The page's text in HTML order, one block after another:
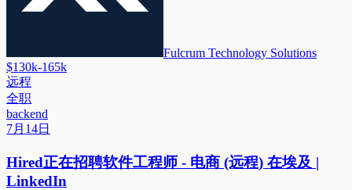
Fulcrum Technology Solutions
$130k-165k
远程
全职
backend
7月14日
Hired正在招聘软件工程师 - 电商 (远程) 在埃及 |
LinkedIn